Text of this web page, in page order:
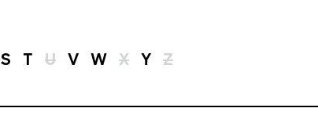
S T U V W X Y Z